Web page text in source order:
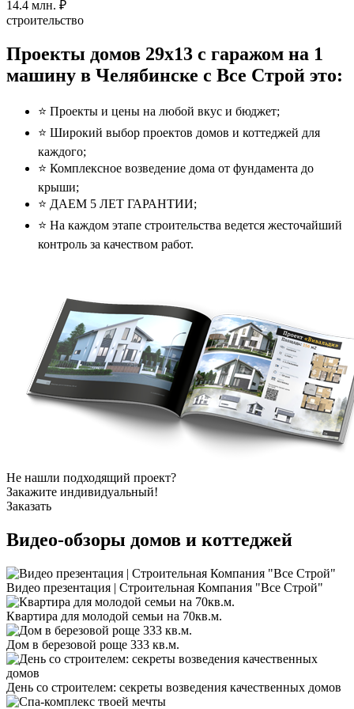
14.4 млн. ₽
строительство
Проекты домов 29x13 с гаражом на 1
машину в Челябинске с Все Строй это:
⭐️ Проекты и цены на любой вкус и бюджет;
⭐️ Широкий выбор проектов домов и коттеджей для
каждого;
⭐️ Комплексное возведение дома от фундамента до
крыши;
⭐️ ДАЕМ 5 ЛЕТ ГАРАНТИИ;
⭐️ На каждом этапе строительства ведется жесточайший
контроль за качеством работ.
Не нашли подходящий проект?
Закажите индивидуальный!
Заказать
Видео-обзоры домов и коттеджей
Видео презентация | Строительная Компания "Все Строй"
Квартира для молодой семьи на 70кв.м.
Дом в березовой роще 333 кв.м.
День со строителем: секреты возведения качественных домов